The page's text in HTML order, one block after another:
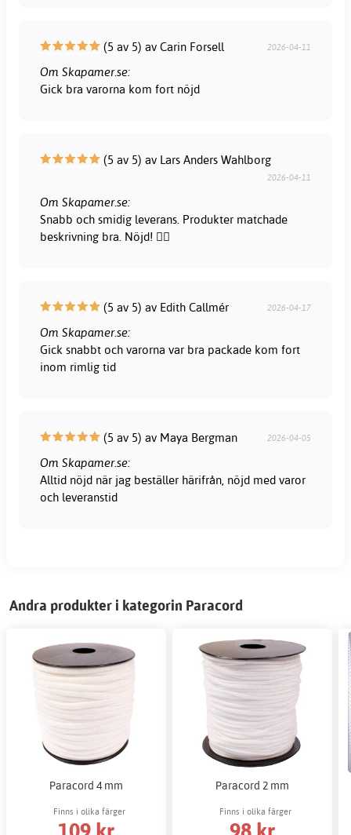
(5 av 5) av Carin Forsell 2026-04-11
Om Skapamer.se:
Gick bra varorna kom fort nöjd
(5 av 5) av Lars Anders Wahlborg
2026-04-11
Om Skapamer.se:
Snabb och smidig leverans. Produkter matchade
beskrivning bra. Nöjd! 👍🏻
(5 av 5) av Edith Callmér 2026-04-17
Om Skapamer.se:
Gick snabbt och varorna var bra packade kom fort
inom rimlig tid
(5 av 5) av Maya Bergman 2026-04-05
Om Skapamer.se:
Alltid nöjd när jag beställer härifrån, nöjd med varor
och leveranstid
Andra produkter i kategorin Paracord
Paracord 4 mm
Finns i olika färger
Paracord 2 mm
Finns i olika färger